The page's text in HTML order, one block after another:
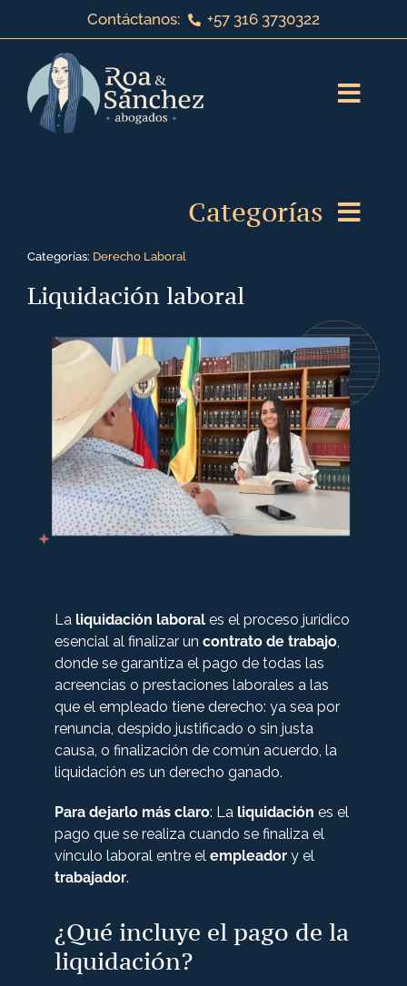
al
contenido
Contáctanos: +57 316 3730322
Servicios jurídicos
+57 316 3730322
Categorías
Derecho de Familia
Derecho Corporativo
Derecho Civil
Derecho Penal
Derecho Administrativo Sancionatorio
Derecho Constitucional
Derecho administrativo
Categorías: Derecho Laboral
Liquidación laboral
La liquidación laboral es el proceso jurídico
esencial al finalizar un contrato de trabajo,
donde se garantiza el pago de todas las
acreencias o prestaciones laborales a las
que el empleado tiene derecho: ya sea por
renuncia, despido justificado o sin justa
causa, o finalización de común acuerdo, la
liquidación es un derecho ganado.
Para dejarlo más claro: La liquidación es el
pago que se realiza cuando se finaliza el
vínculo laboral entre el empleador y el
trabajador.
¿Qué incluye el pago de la
liquidación?